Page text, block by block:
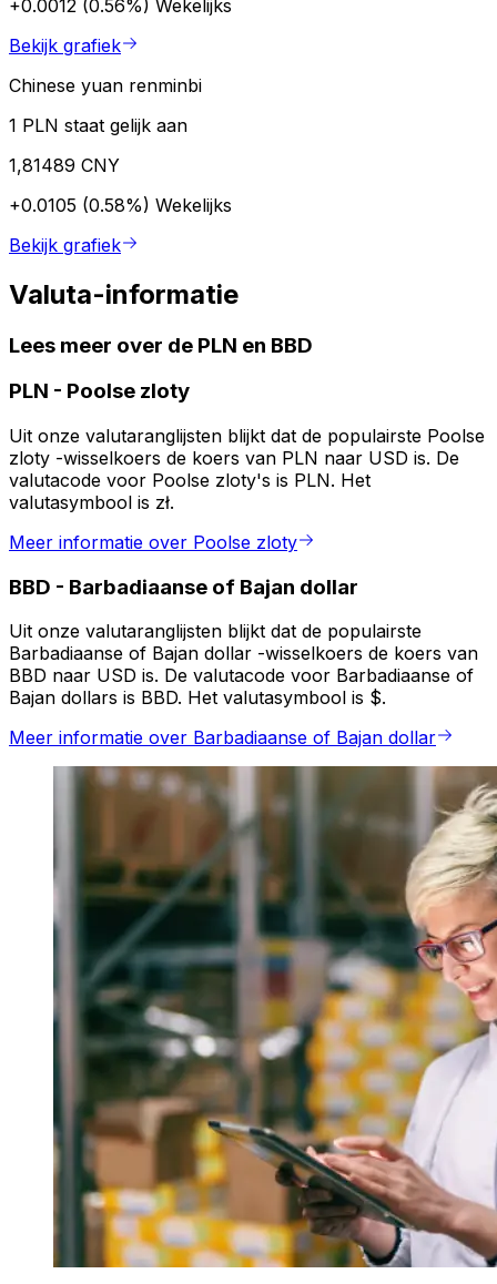
+0.0012 (0.56%) Wekelijks
Bekijk grafiek
Chinese yuan renminbi
1 PLN staat gelijk aan
1,81489 CNY
+0.0105 (0.58%) Wekelijks
Bekijk grafiek
Valuta-informatie
Lees meer over de PLN en BBD
PLN - Poolse zloty
Uit onze valutaranglijsten blijkt dat de populairste Poolse
zloty -wisselkoers de koers van PLN naar USD is. De
valutacode voor Poolse zloty's is PLN. Het
valutasymbool is zł.
Meer informatie over Poolse zloty
BBD - Barbadiaanse of Bajan dollar
Uit onze valutaranglijsten blijkt dat de populairste
Barbadiaanse of Bajan dollar -wisselkoers de koers van
BBD naar USD is. De valutacode voor Barbadiaanse of
Bajan dollars is BBD. Het valutasymbool is $.
Meer informatie over Barbadiaanse of Bajan dollar